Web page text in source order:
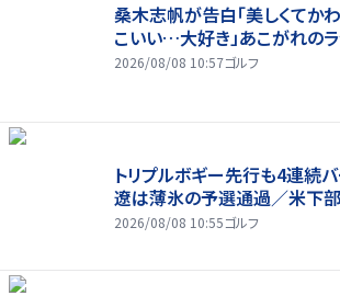
桑木志帆が告白「美しくてか
こいい…大好き」あこがれの
2026/08/08 10:57ゴルフ
トリプルボギー先行も4連続
遼は薄氷の予選通過／米下部
2026/08/08 10:55ゴルフ